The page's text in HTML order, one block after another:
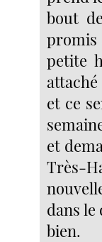
bout
promis
petite
et ce
et
Très-
dans le
bien.